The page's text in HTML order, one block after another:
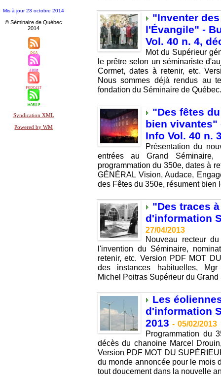
Mis à jour 23 octobre 2014
© Séminaire de Québec
2014
Syndication XML
Powered by WM
"Inventer
l'Évangile" -
Vol. 40 n. 4,
Mot du Supérieur
le prêtre selon un séminariste
Cormet, dates à retenir, etc.
Nous sommes déjà rendus au
fondation du Séminaire de
"Des fêtes
bien vivantes"
Info Vol. 40 n.
Présentation du
entrées au Grand Séminaire,
programmation du 350e, dates à
GÉNÉRAL Vision, Audace,
des Fêtes du 350e, résument bien
"Des traces
d'information
27/04/2013
Nouveau recteur
l'invention du Séminaire,
retenir, etc. Version PDF MOT
des instances habituelles,
Michel Poitras Supérieur du
Les
d'information
2013 - 05/02/2013
Programmation du
décès du chanoine Marcel
Version PDF MOT DU
du monde annoncée pour le mois
tout doucement dans la nouvelle